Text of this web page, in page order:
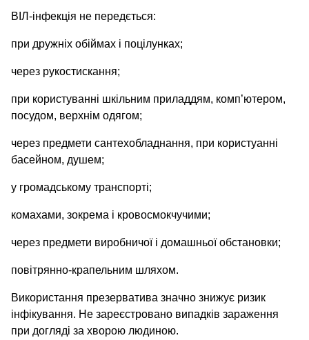
ВІЛ-інфекція не передється:
при дружніх обіймах і поцілунках;
через рукостискання;
при користуванні шкільним приладдям, комп’ютером,
посудом, верхнім одягом;
через предмети сантехобладнання, при користуанні
басейном, душем;
у громадському транспорті;
комахами, зокрема і кровосмокчучими;
через предмети виробничої і домашньої обстановки;
повітрянно-крапельним шляхом.
Використання презерватива значно знижує ризик
інфікування. Не зареєстровано випадків зараження
при догляді за хворою людиною.